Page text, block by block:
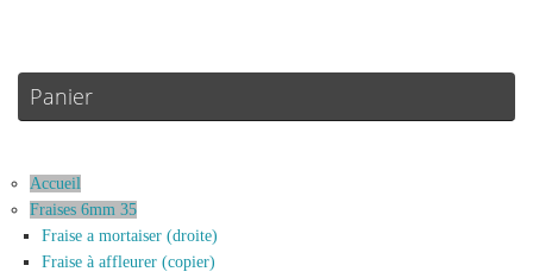
Panier
Accueil
Fraises 6mm 35
Fraise a mortaiser (droite)
Fraise à affleurer (copier)